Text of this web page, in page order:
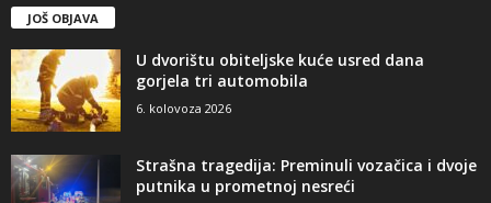
JOŠ OBJAVA
U dvorištu obiteljske kuće usred dana
gorjela tri automobila
6. kolovoza 2026
Strašna tragedija: Preminuli vozačica i dvoje
putnika u prometnoj nesreći